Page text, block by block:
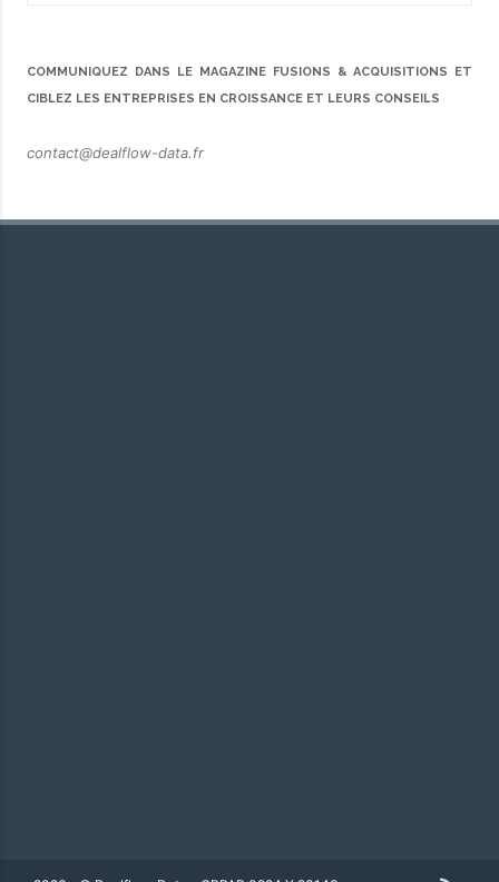
COMMUNIQUEZ DANS LE MAGAZINE FUSIONS & ACQUISITIONS ET
CIBLEZ LES ENTREPRISES EN CROISSANCE ET LEURS CONSEILS
contact@dealflow-data.fr